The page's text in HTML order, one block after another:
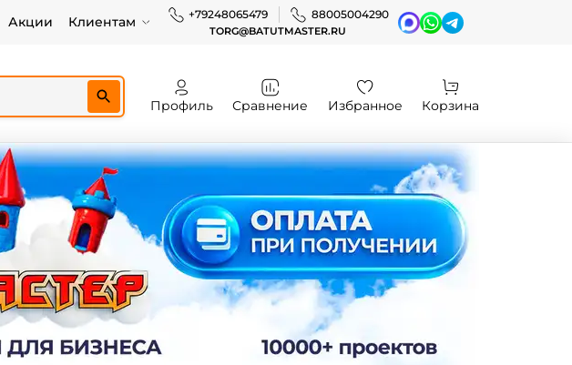
Акции Клиентам +79248065479 88005004290
TORG@BATUTMASTER.RU
Профиль Сравнение Избранное Корзина